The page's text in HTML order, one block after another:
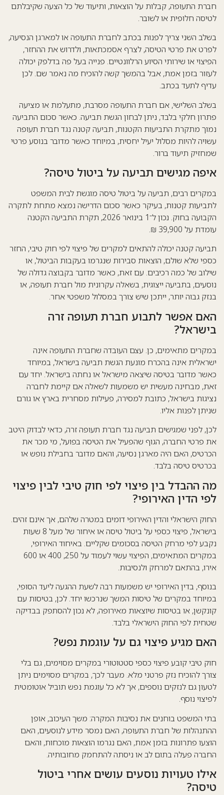
חברת התעופה, קבלות על הוצאות, ותיעוד של כל הצעה שקיבלתם
לטיסה חלופית או לשובר.
בשלב השני צריך לפנות בכתב לחברת התעופה או למארגן הנסיעה,
לפרט את פרטי הטיסה, לצרף אסמכתאות, ולדרוש את ההחזר,
הפיצוי או שירותי הסיוע הרלוונטיים. פנייה בעל פה בדלפק יכולה
לעזור בזמן אמת, אבל בהמשך קשה להוכיח מה נאמר שם. לכן
עדיף לתעד בכתב.
בשלב השלישי, אם חברת התעופה מסרבת, מתעלמת או מציעה
פתרון חלקי בלבד, ניתן לבחון הגשת תביעה. כאשר סכום התביעה
נמוך מתקרת התביעות הקטנות, תביעה קטנה נגד חברת תעופה
עשויה להיות מסלול יעיל יחסית, במיוחד כאשר מדובר בנוסע פרטי
שמחזיק תיעוד ברור.
איפה מגישים תביעה על ביטול טיסה?
במקרים רבים, תביעה על ביטול טיסה מוגשת לבית המשפט
לתביעות קטנות, בעיקר כאשר סכום הדרישה נמצא מתחת לתקרה
הקבועה בחוק. נכון ל־1 בינואר 2026, תקרת התביעה הקטנה
עומדת על 39,900 ₪.
תביעה קטנה יכולה להתאים למקרים של פיצוי לפי חוק טיבי, החזר
כספי שלא שולם, הוצאות סבירות שנגרמו בעקבות הביטול, או
שילוב של כמה רכיבים. עם זאת, כאשר מדובר בקבוצה גדולה של
נוסעים, בתביעה ייצוגית, בשאלה עקרונית מול חברת תעופה, או
בנזק גבוה יותר, ייתכן שיש צורך במסלול משפטי אחר.
האם אפשר לתבוע חברת תעופה זרה
בישראל?
במקרים מתאימים, כן. עצם העובדה שחברת התעופה אינה
ישראלית אינה בהכרח מונעת הגשת תביעה בישראל, במיוחד
כאשר מדובר בטיסה שיצאה מישראל או נחתה בישראל. יחד עם
זאת, מבחינה מעשית יש משמעות לשאלה אם קיימת לחברה
נציגות בישראל, כתובת למסירה, פעילות מסחרית בארץ או גורם
שניתן לפנות אליו.
לכן, לפני שמגישים תביעה נגד חברת תעופה זרה, כדאי לבדוק היטב
את פרטי החברה, הגוף שהפעיל את הטיסה בפועל, מי מכר את
הכרטיס, האם היה מארגן נסיעה, והאם מדובר בחבילת נופש או
בכרטיס טיסה בלבד.
מה ההבדל בין פיצוי לפי חוק טיבי לבין פיצוי
לפי הדין האירופי?
החוק הישראלי והדין האירופי דומים במטרה שלהם, אך אינם זהים.
בישראל, פיצוי כספי על ביטול טיסה או איחור של מעל 8 שעות
נקבע לפי מרחק הטיסה בסכומים שקליים. באיחוד האירופי,
במקרים המתאימים, הפיצוי עשוי לעמוד על 250, 400 או 600
אירו, בהתאם למרחק ולנסיבות.
בנוסף, בדין האירופי יש משמעות רבה לשעת ההגעה ליעד הסופי,
במיוחד במקרים של טיסות המשך שנרכשו יחד. לכן, בטיסות עם
קונקשן, או בטיסות שיוצאות מאירופה, לא נכון להסתפק בבדיקה
שטחית לפי החוק הישראלי בלבד.
האם מגיע פיצוי גם על עוגמת נפש?
חוק טיבי קובע פיצוי כספי סטטוטורי במקרים מסוימים, גם בלי
צורך להוכיח נזק פרטני מלא. מעבר לכך, במקרים מסוימים ניתן
לטעון גם לנזקים נוספים, אך לא כל עוגמת נפש תוביל אוטומטית
לפיצוי נוסף.
בתי המשפט בוחנים את נסיבות המקרה: משך העיכוב, אופן
ההתנהלות של חברת התעופה, האם נמסר מידע לנוסעים, האם
הוצעו פתרונות בזמן אמת, האם נגרמו הוצאות מוכחות, והאם
החברה פעלה בתום לב או ניסתה להתחמק מחובותיה.
אילו טעויות נוסעים עושים אחרי ביטול
טיסה?